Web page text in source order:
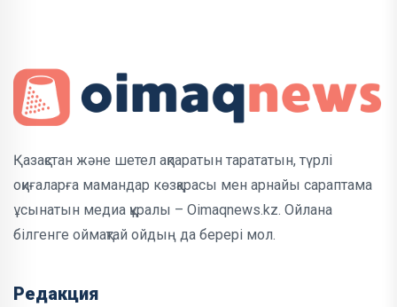
Қазақстан және шетел ақпаратын тарататын, түрлі
оқиғаларға мамандар көзқарасы мен арнайы сараптама
ұсынатын медиа құралы – Oimaqnews.kz. Ойлана
білгенге оймақтай ойдың да берері мол.
Редакция